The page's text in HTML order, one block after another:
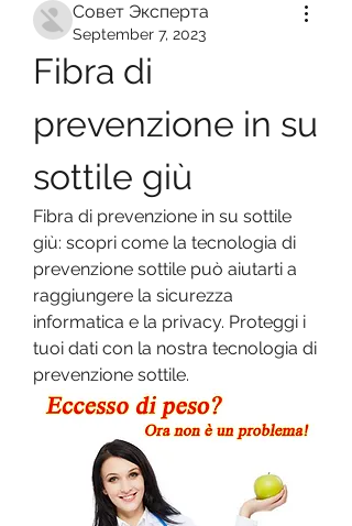
Совет Эксперта
September 7, 2023
Fibra di
prevenzione in su
sottile giù
Fibra di prevenzione in su sottile
giù: scopri come la tecnologia di
prevenzione sottile può aiutarti a
raggiungere la sicurezza
informatica e la privacy. Proteggi i
tuoi dati con la nostra tecnologia di
prevenzione sottile.